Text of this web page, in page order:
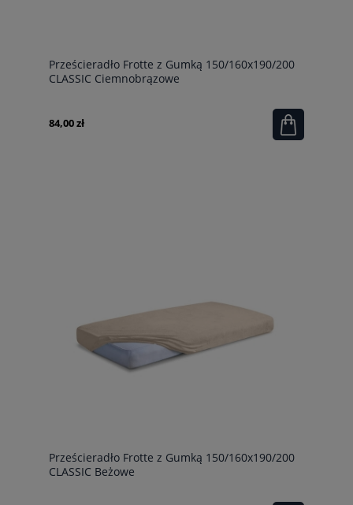
Prześcieradło Frotte z Gumką 150/160x190/200
CLASSIC Ciemnobrązowe
84,00 zł
Prześcieradło Frotte z Gumką 150/160x190/200
CLASSIC Beżowe